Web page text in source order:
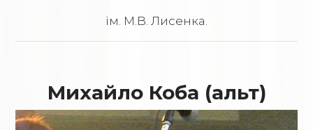
ім. М.В. Лисенка.
Михайло Коба (альт)